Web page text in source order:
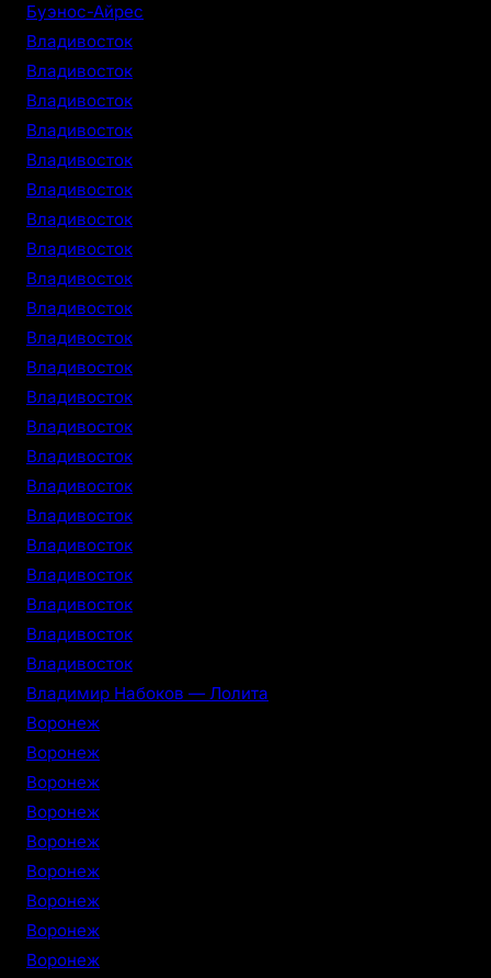
Буэнос-Айрес
Владивосток
Владивосток
Владивосток
Владивосток
Владивосток
Владивосток
Владивосток
Владивосток
Владивосток
Владивосток
Владивосток
Владивосток
Владивосток
Владивосток
Владивосток
Владивосток
Владивосток
Владивосток
Владивосток
Владивосток
Владивосток
Владивосток
Владимир Набоков — Лолита
Воронеж
Воронеж
Воронеж
Воронеж
Воронеж
Воронеж
Воронеж
Воронеж
Воронеж